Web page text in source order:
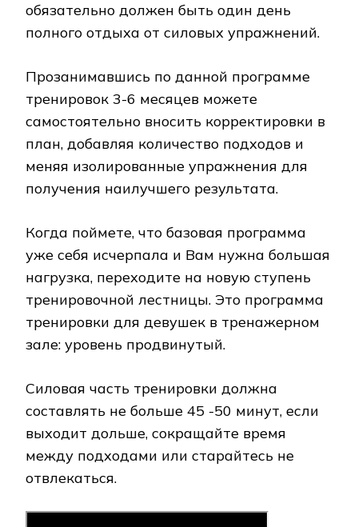
обязательно должен быть один день
полного отдыха от силовых упражнений.
Прозанимавшись по данной программе
тренировок 3-6 месяцев можете
самостоятельно вносить корректировки в
план, добавляя количество подходов и
меняя изолированные упражнения для
получения наилучшего результата.
Когда поймете, что базовая программа
уже себя исчерпала и Вам нужна большая
нагрузка, переходите на новую ступень
тренировочной лестницы. Это программа
тренировки для девушек в тренажерном
зале: уровень продвинутый.
Силовая часть тренировки должна
составлять не больше 45 -50 минут, если
выходит дольше, сокращайте время
между подходами или старайтесь не
отвлекаться.